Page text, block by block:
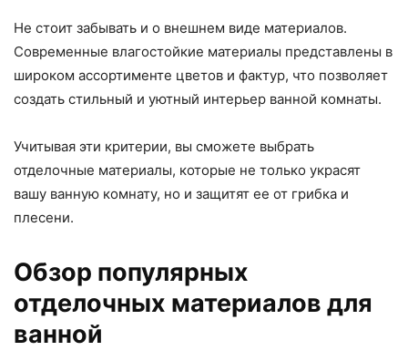
Не стоит забывать и о внешнем виде материалов.
Современные влагостойкие материалы представлены в
широком ассортименте цветов и фактур, что позволяет
создать стильный и уютный интерьер ванной комнаты.
Учитывая эти критерии, вы сможете выбрать
отделочные материалы, которые не только украсят
вашу ванную комнату, но и защитят ее от грибка и
плесени.
Обзор популярных
отделочных материалов для
ванной